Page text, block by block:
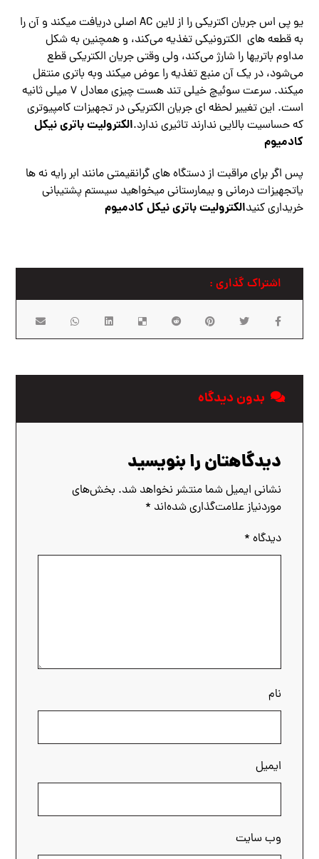
یو پی اس جریان اکتریکی را از لاین AC اصلی دریافت میکند و آن را
به قطعه های الکترونیکی تغذیه می‌کند، و همچنین به شکل
مداوم باتریها را شارژ می‌کند، ولی وقتی جریان الکتریکی قطع
می‌شود، در یک آن منبع تغذیه را عوض میکند وبه باتری منتقل
میکند. سرعت سوئیچ خیلی تند هست چیزی معادل ۷ میلی ثانیه
است. این تغییر لحظه ای جریان الکتریکی در تجهیزات کامپیوتری
که حساسیت بالایی ندارند تاثیری ندارد.الکترولیت باتری نیکل
کادمیوم
پس اگر برای مراقبت از دستگاه های گرانقیمتی مانند ابر رایه نه ها
یاتجهیزات درمانی و بیمارستانی میخواهید سیستم پشتیبانی
خریداری کنیدالکترولیت باتری نیکل کادمیوم
بدون دیدگاه
دیدگاهتان را بنویسید
نشانی ایمیل شما منتشر نخواهد شد. بخش‌های
موردنیاز علامت‌گذاری شده‌اند *
دیدگاه *
نام
ایمیل
وب‌ سایت